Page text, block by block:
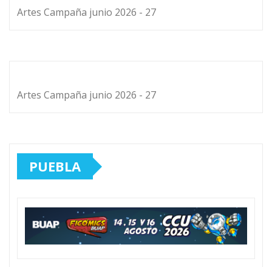
Artes Campaña junio 2026 - 27
Artes Campaña junio 2026 - 27
PUEBLA